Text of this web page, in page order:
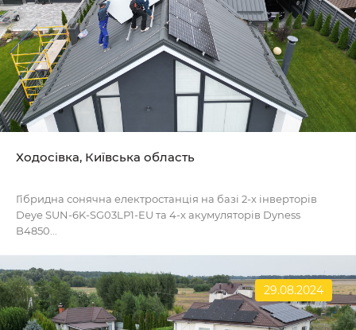
Ходосівка, Київська область
Гібридна сонячна електростанція на базі 2-х інверторів
Deye SUN-6K-SG03LP1-EU та 4-х акумуляторів Dyness
B4850...
29.08.2024